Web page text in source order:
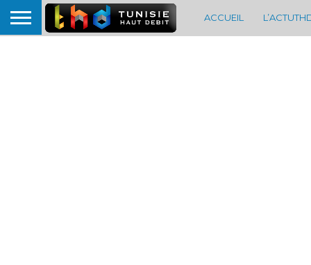
ACCUEIL